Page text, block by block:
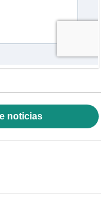
noticias